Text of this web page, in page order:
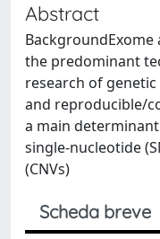
Abstract
the predominant
research of
and reproducible/
a main
single-nucleotide
(CNVs)
Scheda breve